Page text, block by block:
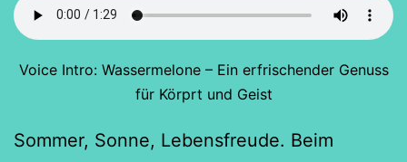
Voice Intro: Wassermelone – Ein erfrischender Genuss
für Körprt und Geist
Sommer, Sonne, Lebensfreude. Beim